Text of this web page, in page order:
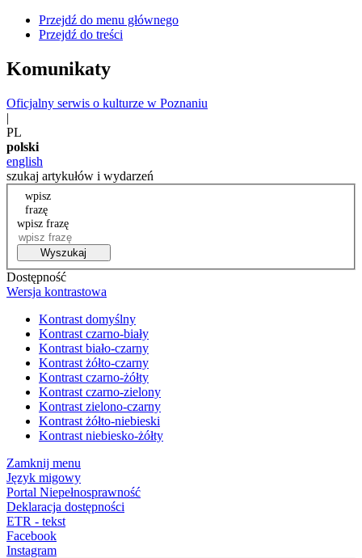
Przejdź do menu głównego
Przejdź do treści
Komunikaty
Oficjalny serwis o kulturze w Poznaniu
|
PL
polski
english
szukaj artykułów i wydarzeń
wpisz
frazę
wpisz frazę
Wyszukaj
Dostępność
Wersja kontrastowa
Kontrast domyślny
Kontrast czarno-biały
Kontrast biało-czarny
Kontrast żółto-czarny
Kontrast czarno-żółty
Kontrast czarno-zielony
Kontrast zielono-czarny
Kontrast żółto-niebieski
Kontrast niebiesko-żółty
Zamknij menu
Język migowy
Portal Niepełnosprawność
Deklaracja dostępności
ETR - tekst
Facebook
Instagram